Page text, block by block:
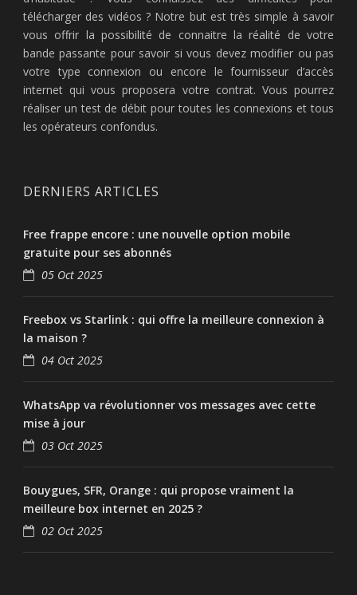
télécharger des vidéos ? Notre but est très simple à savoir
vous offrir la possibilité de connaitre la réalité de votre
bande passante pour savoir si vous devez modifier ou pas
votre type connexion ou encore le fournisseur d’accès
internet qui vous proposera votre contrat. Vous pourrez
réaliser un test de débit pour toutes les connexions et tous
les opérateurs confondus.
DERNIERS ARTICLES
Free frappe encore : une nouvelle option mobile
gratuite pour ses abonnés
05 Oct 2025
Freebox vs Starlink : qui offre la meilleure connexion à
la maison ?
04 Oct 2025
WhatsApp va révolutionner vos messages avec cette
mise à jour
03 Oct 2025
Bouygues, SFR, Orange : qui propose vraiment la
meilleure box internet en 2025 ?
02 Oct 2025